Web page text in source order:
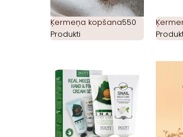
Ķermeņa kopšana550
Produkti